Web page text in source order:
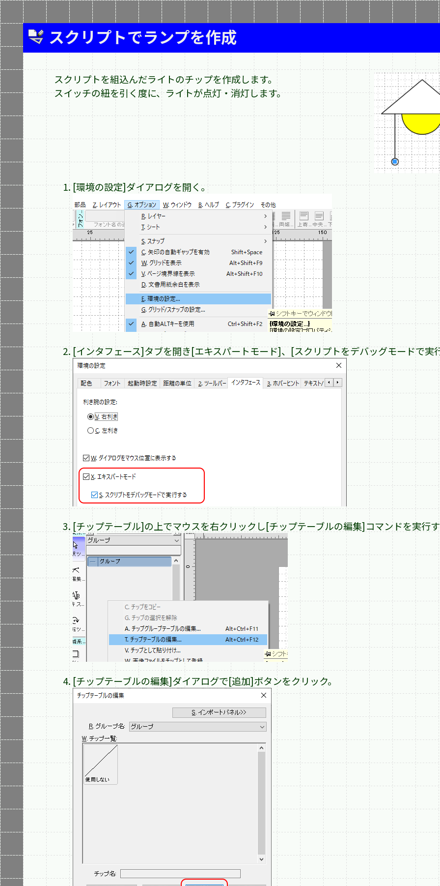
スクリプトでランプを作成
スクリプトを組込んだライトのチップを作成します。
スイッチの紐を引く度に、ライトが点灯・消灯します。
[環境の設定]ダイアログを開く。
[インタフェース]タブを開き[エキスパートモード]、[スクリプトをデバッグモードで実
[チップテーブル]の上でマウスを右クリックし[チップテーブルの編集]コマンドを実行
[チップテーブルの編集]ダイアログで[追加]ボタンをクリック。